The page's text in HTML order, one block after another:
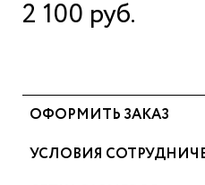
2 100 руб.
ОФОРМИТЬ ЗАКАЗ
УСЛОВИЯ